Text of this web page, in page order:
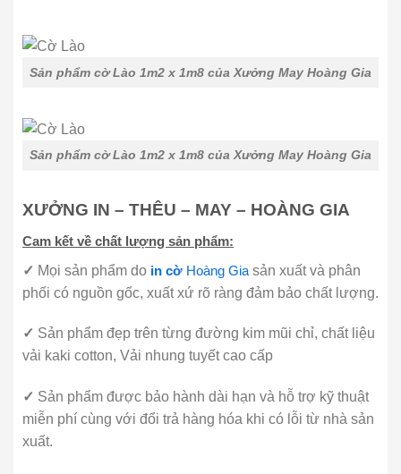
Sản phẩm cờ Lào 1m2 x 1m8 của Xưởng May Hoàng Gia
Sản phẩm cờ Lào 1m2 x 1m8 của Xưởng May Hoàng Gia
XƯỞNG IN – THÊU – MAY – HOÀNG GIA
Cam kết về chất lượng sản phẩm:
✓ Mọi sản phẩm do in cờ Hoàng Gia sản xuất và phân
phối có nguồn gốc, xuất xứ rõ ràng đảm bảo chất lượng.
✓ Sản phẩm đẹp trên từng đường kim mũi chỉ, chất liệu
vải kaki cotton, Vải nhung tuyết cao cấp
✓ Sản phẩm được bảo hành dài hạn và hỗ trợ kỹ thuật
miễn phí cùng với đổi trả hàng hóa khi có lỗi từ nhà sản
xuất.